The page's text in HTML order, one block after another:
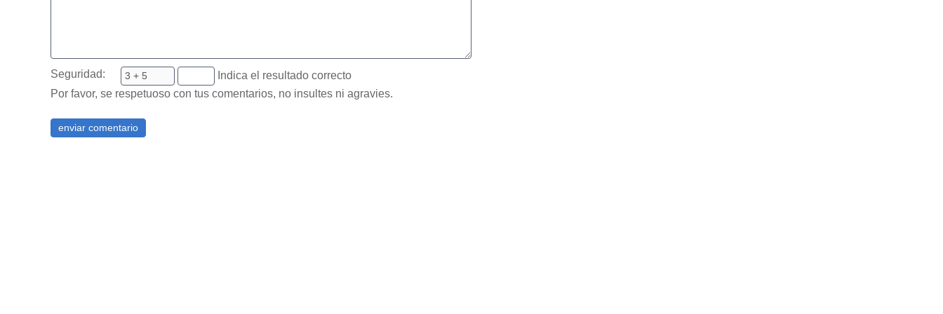
Seguridad:
Indica el resultado correcto
Por favor, se respetuoso con tus comentarios, no insultes ni agravies.